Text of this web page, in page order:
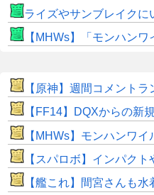
ライズやサンブレイクにいたモンス
【MHWs】「モンハンワイルズはSwitch2にも
【原神】週間コメントラ
【FF14】DQXからの新規移住者さん「新生つ
【MHWs】モンハンワイ
【スパロボ】インパクトやアルファ外伝くらいのバランス求む！
【艦これ】間宮さんも水着になろう？って言うと「こんなおばさんで